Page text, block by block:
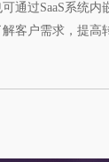
通过SaaS系统
解客户需求，提高